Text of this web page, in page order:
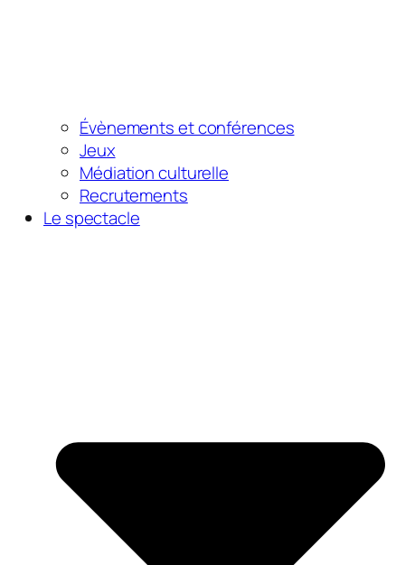
Évènements et conférences
Jeux
Médiation culturelle
Recrutements
Le spectacle